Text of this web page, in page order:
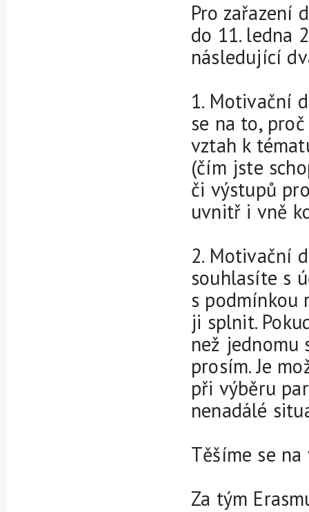
Pro zařazení
do 11. ledna
následující
1. Motivační
se na to,
vztah k
(čím jste
či výstupů
uvnitř i vně
2. Motivační
souhlasíte s
s podmínkou
ji splnit.
než jednomu
prosím. Je
při výběru
nenadálé
Těšíme se
Za tým